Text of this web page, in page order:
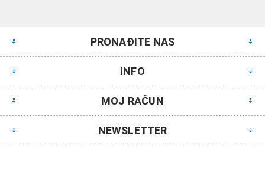
PRONAĐITE NAS
INFO
MOJ RAČUN
NEWSLETTER